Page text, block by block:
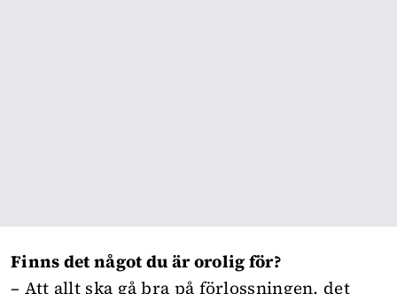
Finns det något du är orolig för?
– Att allt ska gå bra på förlossningen, det